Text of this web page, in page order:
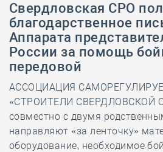
Свердловская СРО
благодарственное
Аппарата
России за помощь
передовой
АССОЦИАЦИЯ
«СТРОИТЕЛИ СВЕРДЛОВСКОЙ
совместно с двумя
направляют «за ленточку»
оборудование, необходимое